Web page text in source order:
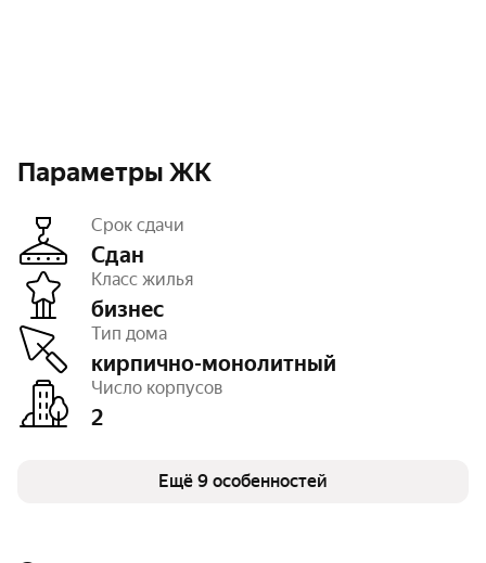
Параметры ЖК
Срок сдачи
Сдан
Класс жилья
бизнес
Тип дома
кирпично-монолитный
Число корпусов
2
Этажность
Высота потолков
Паркинг, машиноместа
есть открытый,
есть подземный
Тип договора
Очереди
Детская площадка
есть
Ещё 9 особенностей